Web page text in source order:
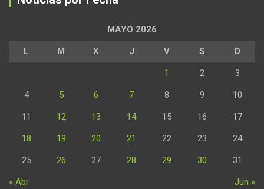
MAYO 2026
L M X J V S D
1 2 3
4 5 6 7 8 9 10
11 12 13 14 15 16 17
18 19 20 21 22 23 24
25 26 27 28 29 30 31
« Abr Jun »